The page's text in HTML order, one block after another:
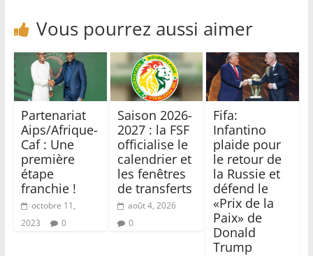
Vous pourrez aussi aimer
Partenariat
Aips/Afrique-
Caf : Une
première
étape
franchie !
octobre 11,
2023
0
Saison 2026-
2027 : la FSF
officialise le
calendrier et
les fenêtres
de transferts
août 4, 2026
0
Fifa:
Infantino
plaide pour
le retour de
la Russie et
défend le
«Prix de la
Paix» de
Donald
Trump